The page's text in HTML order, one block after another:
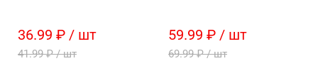
36.99 ₽ / шт
41.99 ₽ / шт
59.99 ₽ / шт
69.99 ₽ / шт